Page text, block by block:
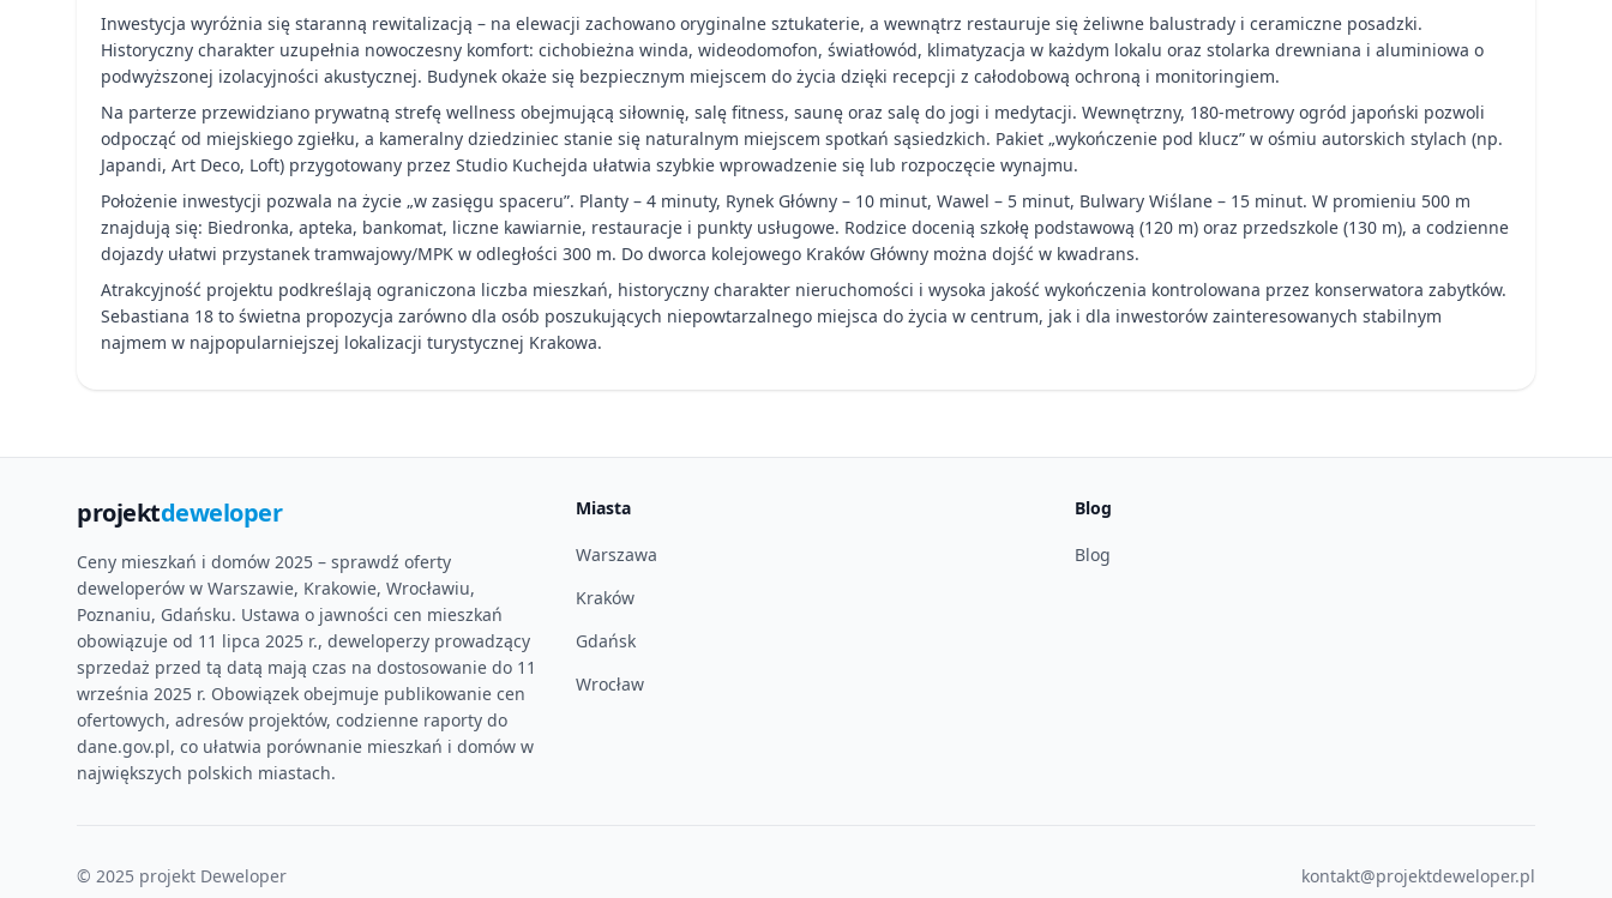
Inwestycja wyróżnia się staranną rewitalizacją – na elewacji zachowano oryginalne sztukaterie, a wewnątrz restauruje się żeliwne balustrady i ceramiczne posadzki.
Historyczny charakter uzupełnia nowoczesny komfort: cichobieżna winda, wideodomofon, światłowód, klimatyzacja w każdym lokalu oraz stolarka drewniana i aluminiowa o
podwyższonej izolacyjności akustycznej. Budynek okaże się bezpiecznym miejscem do życia dzięki recepcji z całodobową ochroną i monitoringiem.
Na parterze przewidziano prywatną strefę wellness obejmującą siłownię, salę fitness, saunę oraz salę do jogi i medytacji. Wewnętrzny, 180-metrowy ogród japoński pozwoli
odpocząć od miejskiego zgiełku, a kameralny dziedziniec stanie się naturalnym miejscem spotkań sąsiedzkich. Pakiet „wykończenie pod klucz” w ośmiu autorskich stylach (np.
Japandi, Art Deco, Loft) przygotowany przez Studio Kuchejda ułatwia szybkie wprowadzenie się lub rozpoczęcie wynajmu.
Położenie inwestycji pozwala na życie „w zasięgu spaceru”. Planty – 4 minuty, Rynek Główny – 10 minut, Wawel – 5 minut, Bulwary Wiślane – 15 minut. W promieniu 500 m
znajdują się: Biedronka, apteka, bankomat, liczne kawiarnie, restauracje i punkty usługowe. Rodzice docenią szkołę podstawową (120 m) oraz przedszkole (130 m), a codzienne
dojazdy ułatwi przystanek tramwajowy/MPK w odległości 300 m. Do dworca kolejowego Kraków Główny można dojść w kwadrans.
Atrakcyjność projektu podkreślają ograniczona liczba mieszkań, historyczny charakter nieruchomości i wysoka jakość wykończenia kontrolowana przez konserwatora zabytków.
Sebastiana 18 to świetna propozycja zarówno dla osób poszukujących niepowtarzalnego miejsca do życia w centrum, jak i dla inwestorów zainteresowanych stabilnym
najmem w najpopularniejszej lokalizacji turystycznej Krakowa.
projektdeweloper
Ceny mieszkań i domów 2025 – sprawdź oferty
deweloperów w Warszawie, Krakowie, Wrocławiu,
Poznaniu, Gdańsku. Ustawa o jawności cen mieszkań
obowiązuje od 11 lipca 2025 r., deweloperzy prowadzący
sprzedaż przed tą datą mają czas na dostosowanie do 11
września 2025 r. Obowiązek obejmuje publikowanie cen
ofertowych, adresów projektów, codzienne raporty do
dane.gov.pl, co ułatwia porównanie mieszkań i domów w
największych polskich miastach.
Miasta
Warszawa
Kraków
Gdańsk
Wrocław
Blog
Blog
© 2025 projekt Deweloper kontakt@projektdeweloper.pl